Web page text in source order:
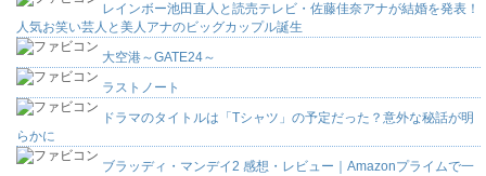
レインボー池田直人と読売テレビ・佐藤佳奈アナが結婚を発表！
人気お笑い芸人と美人アナのビッグカップル誕生
大空港～GATE24～
ラストノート
ドラマのタイトルは「Tシャツ」の予定だった？意外な秘話が明
らかに
ブラッディ・マンデイ2 感想・レビュー｜Amazonプライムで一